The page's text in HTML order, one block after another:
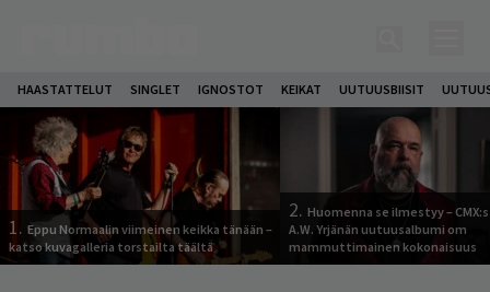
HAASTATTELUT SINGLET IGNOSTOT KEIKAT UUTUUSBIISIT
1. Eppu Normaalin viimeinen keikka tänään –
katso kuvagalleria torstailta täältä
2. Huomenna se ilmestyy –
A.W. Yrjänän uutuusalbumi om
mammuttimainen kokonaisuus